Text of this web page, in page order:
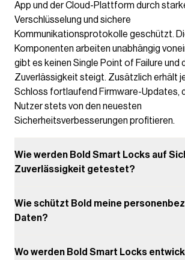
App und der Cloud-Plattform durch
Verschlüsselung und sichere
Kommunikationsprotokolle geschützt.
Komponenten arbeiten unabhängig
gibt es keinen Single Point of Failure und
Zuverlässigkeit steigt. Zusätzlich erhält
Schloss fortlaufend Firmware-Updates,
Nutzer stets von den neuesten
Sicherheitsverbesserungen profitieren.
Wie werden Bold Smart Locks auf
Zuverlässigkeit getestet?
Wie schützt Bold meine
Daten?
Wo werden Bold Smart Locks